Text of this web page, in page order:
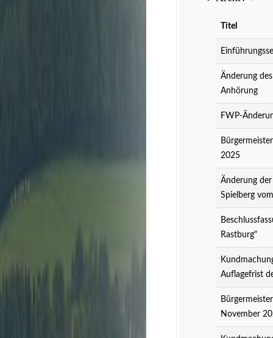
Titel
Änderung
Anhörung
FWP-
2025
Änderung
Spielberg
Rastburg"
Auflagefrist
November